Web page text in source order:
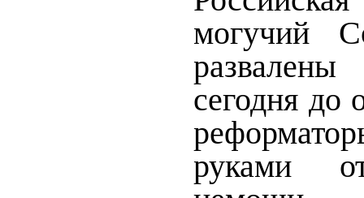
могучий
сегодня до
руками